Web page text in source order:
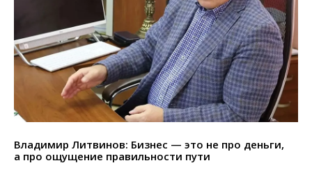
Владимир Литвинов: Бизнес — это не про деньги,
а про ощущение правильности пути